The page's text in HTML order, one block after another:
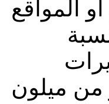
المواقع
من ميلون